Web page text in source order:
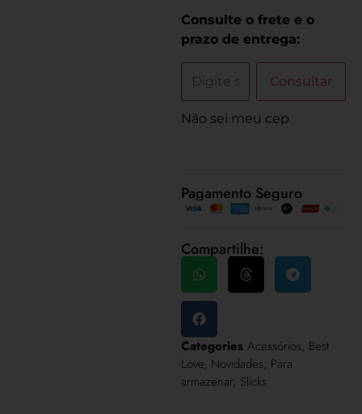
Pagamento Seguro
Compartilhe:
Categories Acessórios, Best
Love, Novidades, Para
armazenar, Slicks
Consulte o frete e o
prazo de entrega:
Consultar
Não sei meu cep